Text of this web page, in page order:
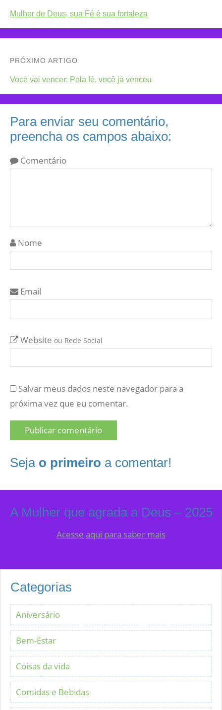
Mulher de Deus, sua Fé é sua fortaleza
PRÓXIMO ARTIGO
Você vai vencer: Pela fé, você já venceu
Para enviar seu comentário,
preencha os campos abaixo:
Comentário
Nome
Email
Website ou Rede Social
Salvar meus dados neste navegador para a
próxima vez que eu comentar.
Seja o primeiro a comentar!
A Mulher que agrada a Deus – 2025
Acesse aqui para saber mais
Categorias
Aniversário
Bem-Estar
Coisas da vida
Comidas e Bebidas